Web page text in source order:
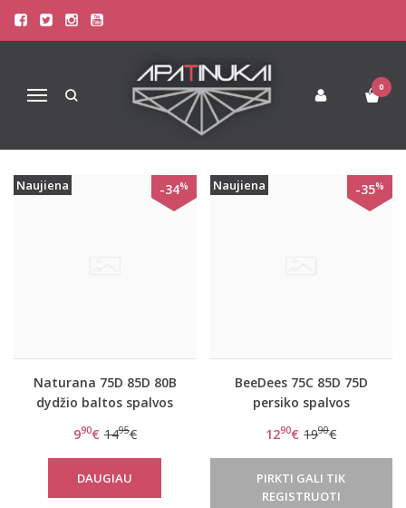
Navigacija
0
PREKIŲ PAIEŠKA - 85D
Prekių paieška
Naujiena -34%
Naturana 75D 85D 80B
dydžio baltos spalvos
5127
990€ 1495€
DAUGIAU
Naujiena -35%
BeeDees 75C 85D 75D
persiko spalvos
BeeCasual IA 3180 W
1290€ 1990€
PIRKTI GALI TIK
REGISTRUOTI